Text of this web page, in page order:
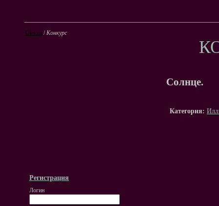
Olrs.ru /Конкурс
Регистрация
Логин
Солнце.
Категория: